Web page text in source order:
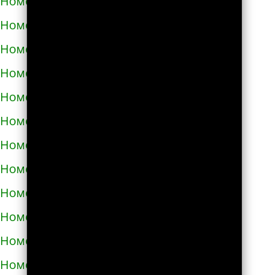
Номера телефонов такси в Терновке
Номера телефонов такси в Тернополе
Номера телефонов такси в Токмаке
Номера телефонов такси в Тростянце
Номера телефонов такси в Трускавце
Номера телефонов такси в Тульчине
Номера телефонов такси в Ужгороде
Номера телефонов такси в Узине
Номера телефонов такси в Украинке
Номера телефонов такси в Умани
Номера телефонов такси в Фастове